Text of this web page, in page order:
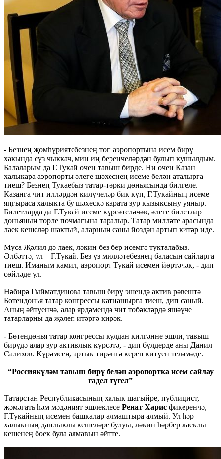
- Безнең җөмһүриятебезнең төп аэропортына исем бирү
хакында сүз чыккач, мин иң беренчеләрдән булып кушылдым.
Балаларым да Г.Тукай өчен тавыш бирде. Ни өчен Казан
халыкара аэропорты әлеге шәхеснең исеме белән аталырга
тиеш? Безнең Тукаебыз татар-төрки дөньясында билгеле.
Казанга чит илләрдән килүчеләр бик күп, Г.Тукайның исеме
яңгыраса халыкта бу шәхескә карата зур кызыксыну уяныр.
Билетларда да Г.Тукай исеме күрсәтеләчәк, әлеге билетлар
дөньяның төрле почмагына таралыр. Татар милләте арасында
лаек кешеләр шактый, аларның саны йөздән артып китәр иде.
Муса Җәлил дә лаек, ләкин без бер исемгә тукталабыз.
Әлбәттә, ул – Г.Тукай. Без үз милләтебезнең баласын сайларга
тиеш. Иманым камил, аэропорт Тукай исемен йөртәчәк, - дип
сөйләде ул.
Нәбирә Гыйматдинова тавыш бирү эшендә актив рәвештә
Бөтендөнья татар конгрессы катнашырга тиеш, дип саный.
Аның әйтүенчә, алар ярдәмендә чит төбәкләрдә яшәүче
татарларны да җәлеп итәргә кирәк.
- Бөтендөнья татар конгрессы кулдан килгәнне эшли, тавыш
бирүдә алар зур активлык күрсәтә, - дип бүлдерде аны Данил
Салихов. Күрәмсең, артык тирәнгә кереп китүен теләмәде.
“Россиякүләм тавыш бирү белән аэропортка исем сайлау
гадел түгел”
Татарстан Республикасының халык шагыйре, публицист,
җәмәгать һәм мәдәният эшлеклесе Ренат Харис фикеренчә,
Г.Тукайның исемен башкалар алмаштыра алмый. Ул һәр
халыкның данлыклы кешеләре булуы, ләкин һәрбер лаеклы
кешенең бөек була алмавын әйтте.